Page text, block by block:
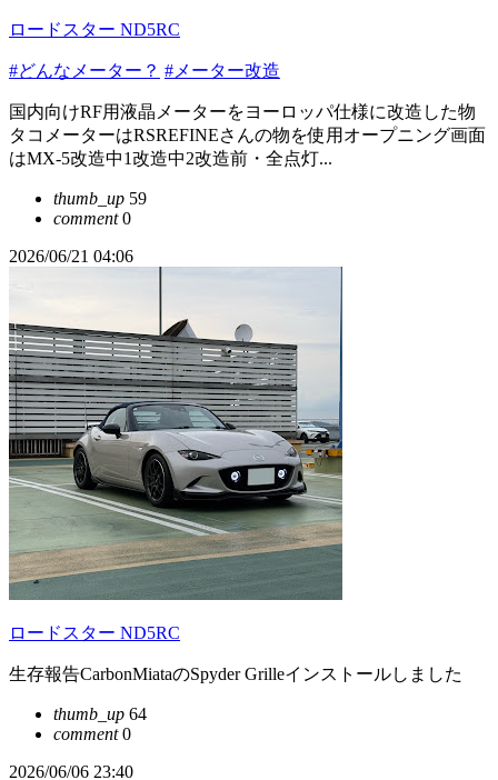
ロードスター ND5RC
#どんなメーター？ #メーター改造
国内向けRF用液晶メーターをヨーロッパ仕様に改造した物
タコメーターはRSREFINEさんの物を使用オープニング画面
はMX-5改造中1改造中2改造前・全点灯...
thumb_up 59
comment0
2026/06/21 04:06
ロードスター ND5RC
生存報告CarbonMiataのSpyder Grilleインストールしました
thumb_up 64
comment0
2026/06/06 23:40